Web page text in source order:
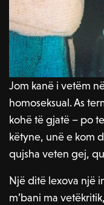
Jom kanë i vetëm
homoseksual. As
kohë të gjatë – po
këtyne, unë e kom
qujsha veten gej,
Një ditë lexova një
m’bani ma